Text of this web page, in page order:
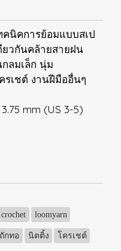
คนิคการย้อมแบบสเป
ยวกันคล้ายสายฝน
ลมเล็ก นุ่ม
รเชต์ งานฝีมืออื่นๆ
mm (US 3-5)
crochet loomyarn
ถักทอ นิตติ้ง โครเชต์